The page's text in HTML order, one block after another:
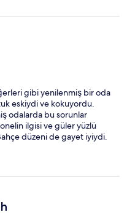
gibi yenilenmiş bir oda
eskiydi ve kokuyordu.
odalarda bu sorunlar
ilgisi ve güler yüzlü
düzeni de gayet iyiydi.
Ovabükü gibi koylara
bağlantıyı sağlayan ve
asfalt epey hırpalayıcı
ideal bir otel ancak
sunulmuyor.